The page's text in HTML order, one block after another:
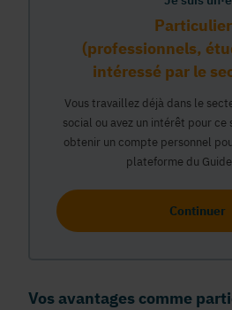
(professionnels,
intéressé par le
Vous travaillez déjà dans le
social ou avez un intérêt pour
obtenir un compte personnel
plateforme du
Continuer
Vos avantages comme